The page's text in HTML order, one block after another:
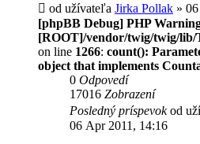
od užívateľa Jirka Pollak »
[phpBB Debug] PHP
[ROOT]/vendor/twig/twig/lib/
on line 1266: count():
object that implements
0 Odpovedí
17016 Zobrazení
Posledný príspevokod
06 Apr 2011, 14:16